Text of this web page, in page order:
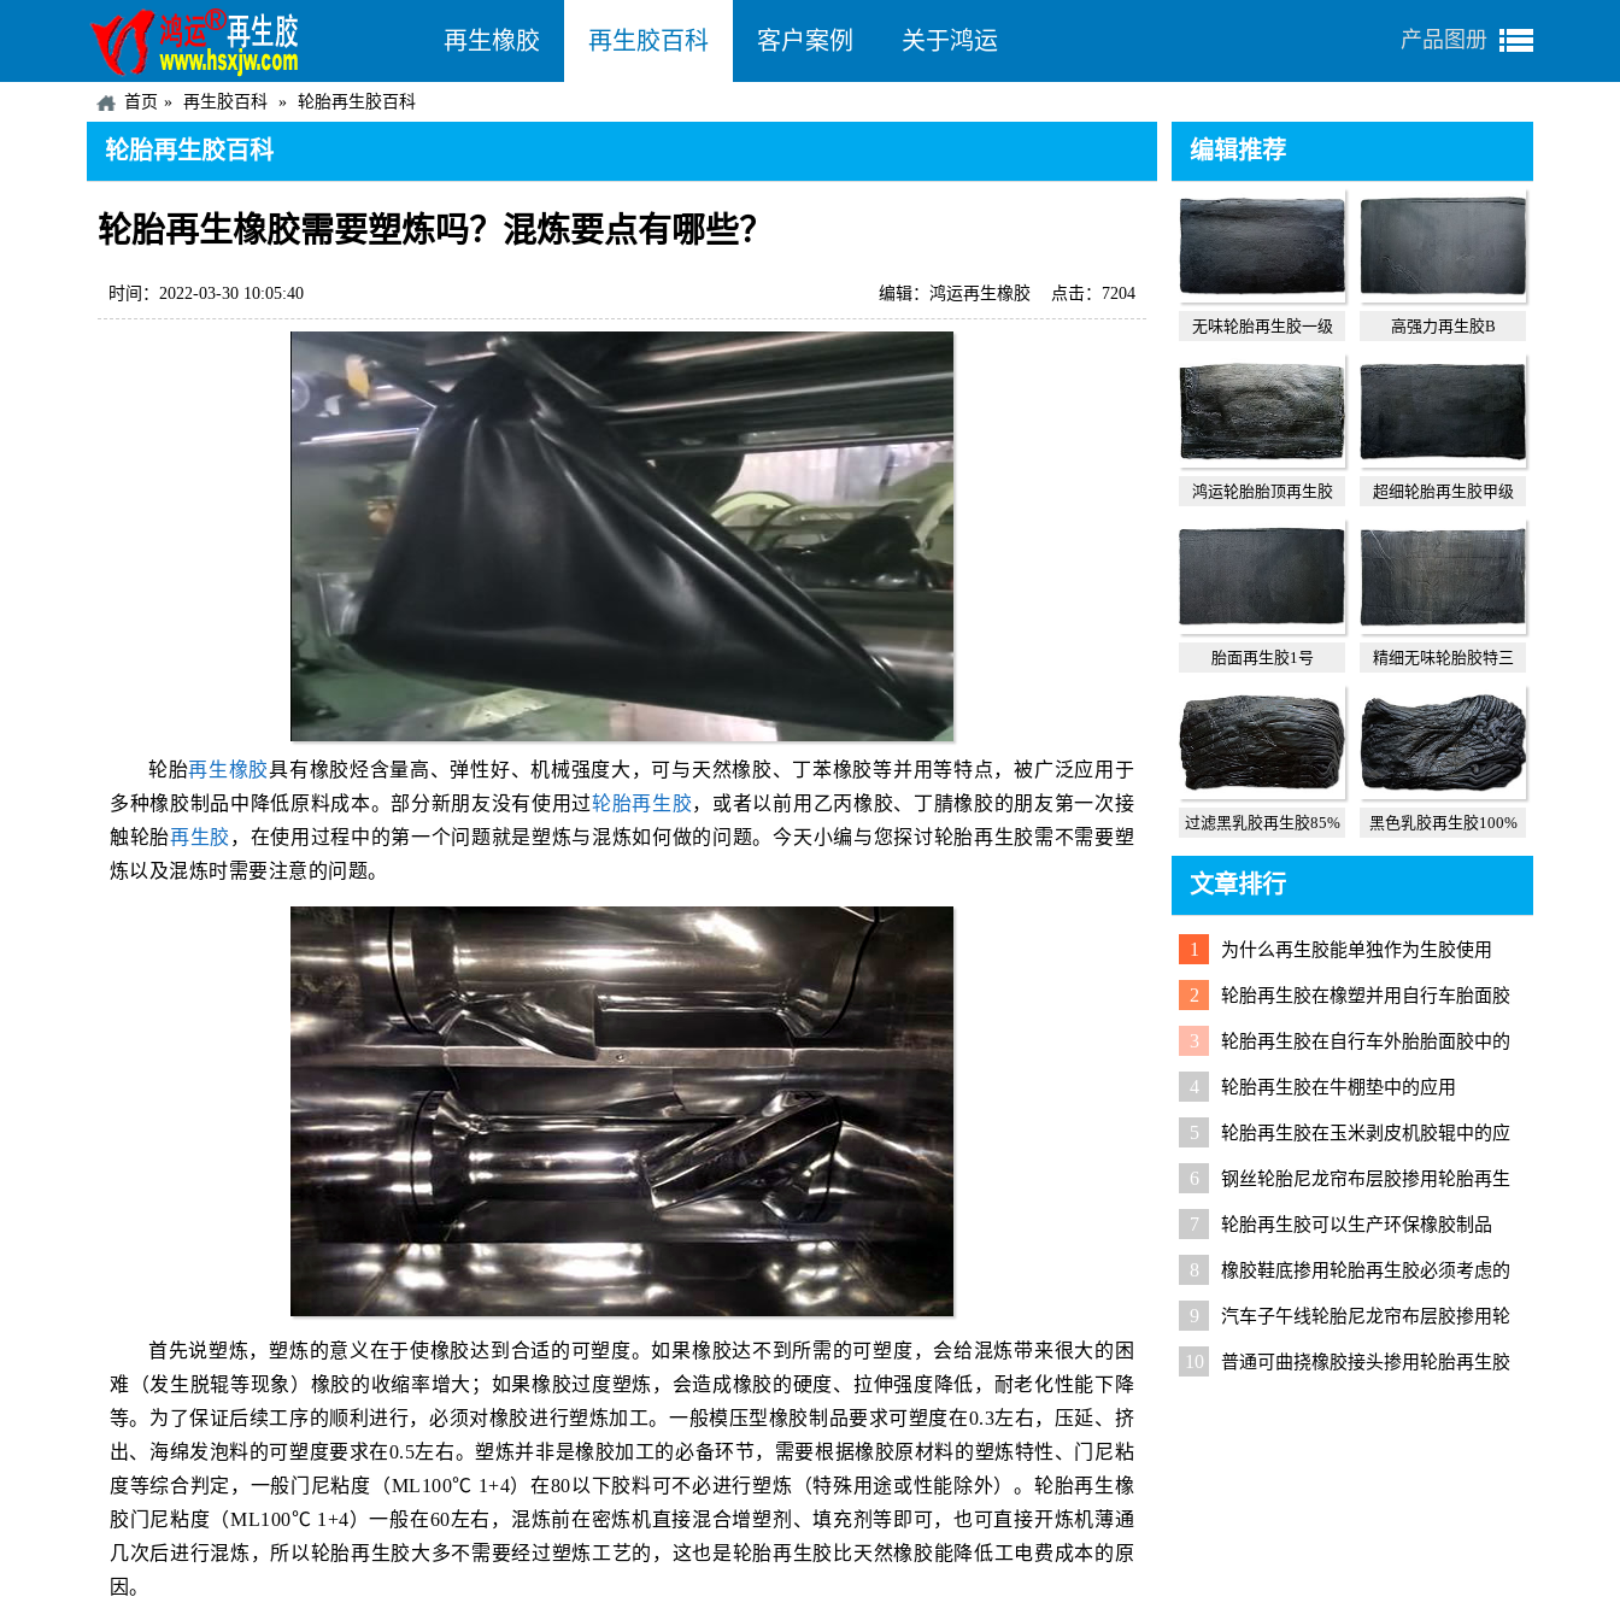
再生橡胶 再生胶百科 客户案例 关于鸿运 产品图册
首页 再生胶百科 轮胎再生胶百科
轮胎再生胶百科
轮胎再生橡胶需要塑炼吗？混炼要点有哪些？
时间：2022-03-30 10:05:40 点击：7204
编辑：鸿运再生橡胶
轮胎再生橡胶具有橡胶烃含量高、弹性好、机械强度大，可与天然橡胶、丁苯橡胶等并用等特点，被广泛应用于
多种橡胶制品中降低原料成本。部分新朋友没有使用过轮胎再生胶，或者以前用乙丙橡胶、丁腈橡胶的朋友第一次接
触轮胎再生胶，在使用过程中的第一个问题就是塑炼与混炼如何做的问题。今天小编与您探讨轮胎再生胶需不需要塑
炼以及混炼时需要注意的问题。
首先说塑炼，塑炼的意义在于使橡胶达到合适的可塑度。如果橡胶达不到所需的可塑度，会给混炼带来很大的困
难（发生脱辊等现象）橡胶的收缩率增大；如果橡胶过度塑炼，会造成橡胶的硬度、拉伸强度降低，耐老化性能下降
等。为了保证后续工序的顺利进行，必须对橡胶进行塑炼加工。一般模压型橡胶制品要求可塑度在0.3左右，压延、挤
出、海绵发泡料的可塑度要求在0.5左右。塑炼并非是橡胶加工的必备环节，需要根据橡胶原材料的塑炼特性、门尼粘
度等综合判定，一般门尼粘度（ML100℃ 1+4）在80以下胶料可不必进行塑炼（特殊用途或性能除外）。轮胎再生橡
胶门尼粘度（ML100℃ 1+4）一般在60左右，混炼前在密炼机直接混合增塑剂、填充剂等即可，也可直接开炼机薄通
几次后进行混炼，所以轮胎再生胶大多不需要经过塑炼工艺的，这也是轮胎再生胶比天然橡胶能降低工电费成本的原
因。
编辑推荐
无味轮胎再生胶一级 高强力再生胶B
鸿运轮胎胎顶再生胶 超细轮胎再生胶甲级
胎面再生胶1号 精细无味轮胎胶特三
过滤黑乳胶再生胶85% 黑色乳胶再生胶100%
文章排行
1 为什么再生胶能单独作为生胶使用
2
轮胎再生胶在橡塑并用自行车胎面胶
中的改性应用与低成本配方
3
轮胎再生胶在自行车外胎胎面胶中的
应用方式与硫化配方
4 轮胎再生胶在牛棚垫中的应用
5
轮胎再生胶在玉米剥皮机胶辊中的应
用
6
钢丝轮胎尼龙帘布层胶掺用轮胎再生
胶降成本可行性分析
7
轮胎再生胶可以生产环保橡胶制品
吗？
8
橡胶鞋底掺用轮胎再生胶必须考虑的
几个问题
9
汽车子午线轮胎尼龙帘布层胶掺用轮
胎再生胶配方设计要点与实用配方
10
普通可曲挠橡胶接头掺用轮胎再生胶